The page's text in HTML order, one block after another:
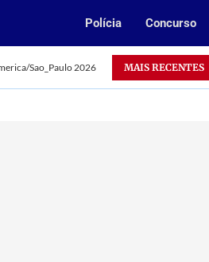
Polícia Concurso
Sao_Paulo 2026 MAIS RECENTES
Parauapebas